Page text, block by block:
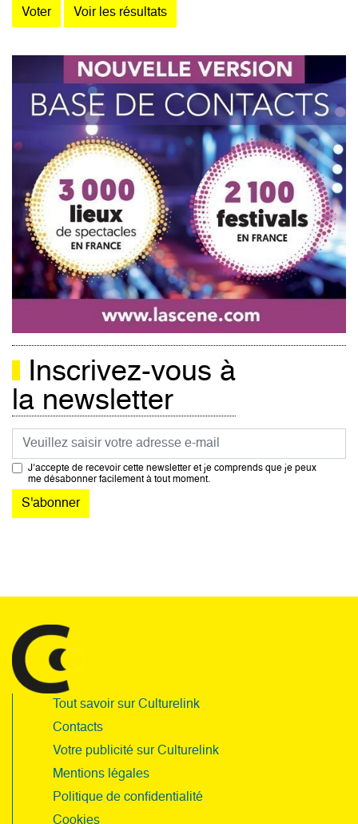
Inscrivez-vous à
la newsletter
Courriel
J’accepte de recevoir cette newsletter et je comprends que je peux
me désabonner facilement à tout moment.
Tout savoir sur Culturelink
Contacts
Votre publicité sur Culturelink
Mentions légales
Politique de confidentialité
Cookies